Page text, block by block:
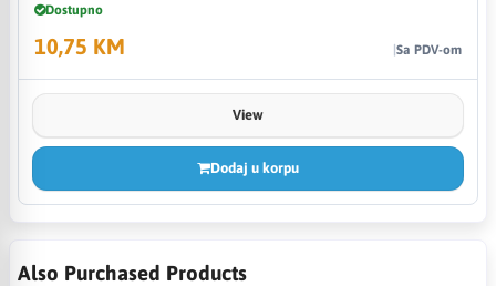
Dostupno
10,75 KM Sa PDV-om
View
Dodaj u korpu
Also Purchased Products